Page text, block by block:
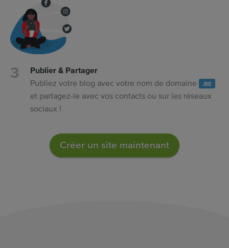
Publier & Partager
Publiez votre blog avec votre nom de domaine
.BE
et partagez-le avec vos contacts ou sur les réseaux
sociaux !
Créer un site maintenant